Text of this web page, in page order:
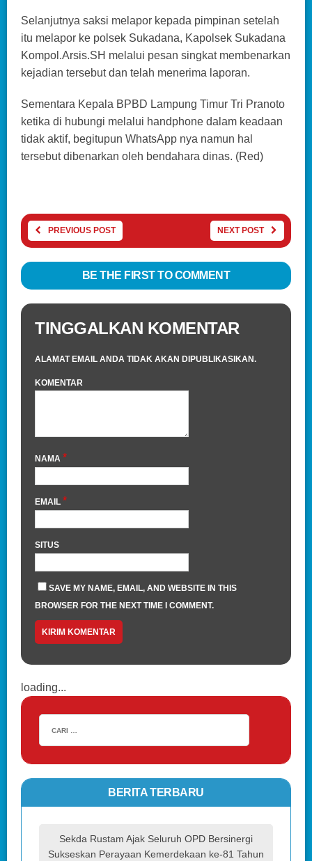
Selanjutnya saksi melapor kepada pimpinan setelah
itu melapor ke polsek Sukadana, Kapolsek Sukadana
Kompol.Arsis.SH melalui pesan singkat membenarkan
kejadian tersebut dan telah menerima laporan.
Sementara Kepala BPBD Lampung Timur Tri Pranoto
ketika di hubungi melalui handphone dalam keadaan
tidak aktif, begitupun WhatsApp nya namun hal
tersebut dibenarkan oleh bendahara dinas. (Red)
PREVIOUS POST NEXT POST
BE THE FIRST TO COMMENT
TINGGALKAN KOMENTAR
ALAMAT EMAIL ANDA TIDAK AKAN DIPUBLIKASIKAN.
KOMENTAR
NAMA *
EMAIL *
SITUS
SAVE MY NAME, EMAIL, AND WEBSITE IN THIS
BROWSER FOR THE NEXT TIME I COMMENT.
loading...
BERITA TERBARU
Sekda Rustam Ajak Seluruh OPD Bersinergi
Sukseskan Perayaan Kemerdekaan ke-81 Tahun